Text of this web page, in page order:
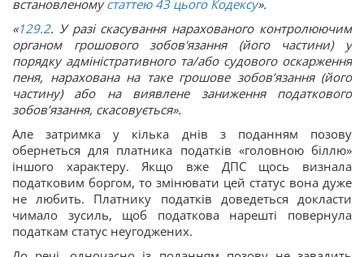
встановленомустаттею 43 цього Кодексу».
«129.2. У разі скасування нарахованого контролюючим
органом грошового зобов'язання (його частини) у
порядку адміністративного та/або судового оскарження
пеня, нарахована на таке грошове зобов’язання (його
частину) або на виявлене заниження податкового
зобов’язання, скасовується».
Але затримка у кілька днів з поданням позову
обернеться для платника податків «головною біллю»
іншого характеру. Якщо вже ДПС щось визнала
податковим боргом, то змінювати цей статус вона дуже
не любить. Платнику податків доведеться докласти
чимало зусиль, щоб податкова нарешті повернула
податкам статус неугоджених.